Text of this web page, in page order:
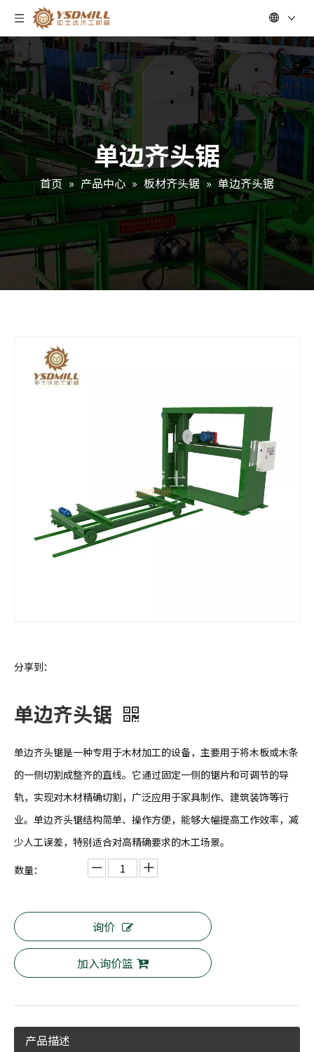
单边齐头锯
首页 » 产品中心 » 板材齐头锯 » 单边齐头锯
分享到：
单边齐头锯
单边齐头锯是一种专用于木材加工的设备，主要用于将木板或木条
的一侧切割成整齐的直线。它通过固定一侧的锯片和可调节的导
轨，实现对木材精确切割，广泛应用于家具制作、建筑装饰等行
业。单边齐头锯结构简单、操作方便，能够大幅提高工作效率，减
少人工误差，特别适合对高精确要求的木工场景。
数量：
询价
加入询价篮
产品描述